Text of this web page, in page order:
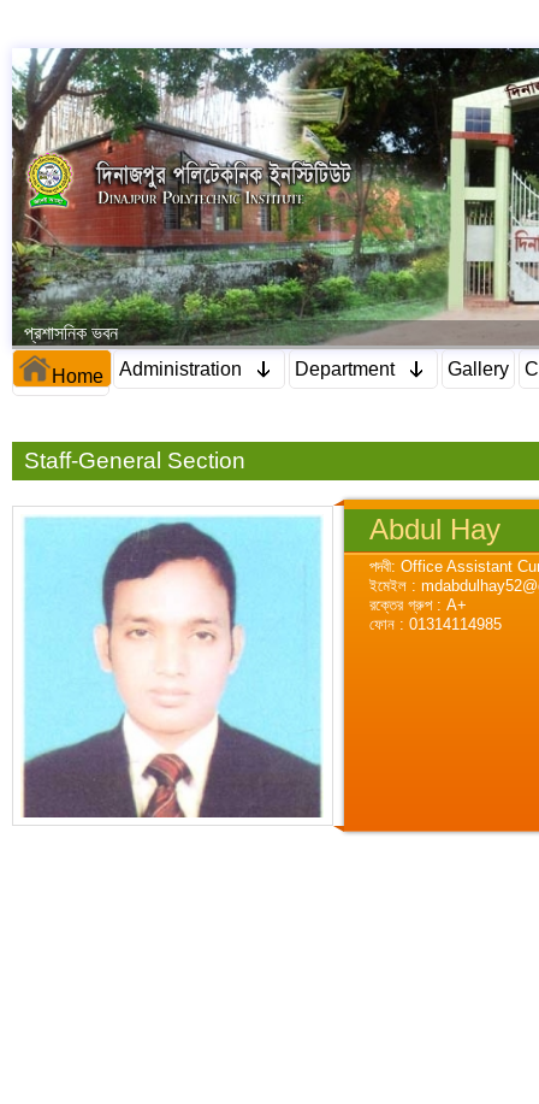
প্রশাসনিক ভবন
Home Administration Department Gallery
Staff-General Section
Abdul Hay
পদবী: Office Assistant
ইমেইল :
রক্তের গ্রুপ : A+
ফোন : 01314114985